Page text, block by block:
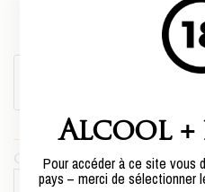
case
*Sold only in
Category:Mâconnais,
Alcool +
Pour accéder à ce site vous
pays – merci de sélectionner